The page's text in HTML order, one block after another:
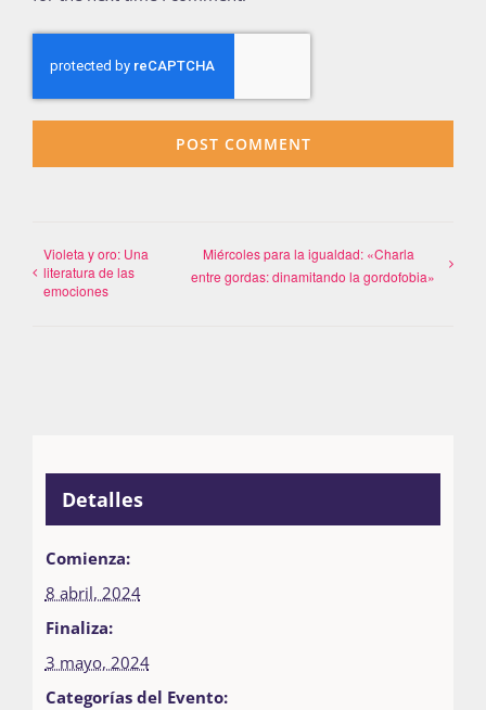
Violeta y oro: Una
literatura de las
emociones
Miércoles para la igualdad: «Charla
entre gordas: dinamitando la gordofobia»
Detalles
Comienza:
8 abril, 2024
Finaliza:
3 mayo, 2024
Categorías del Evento: